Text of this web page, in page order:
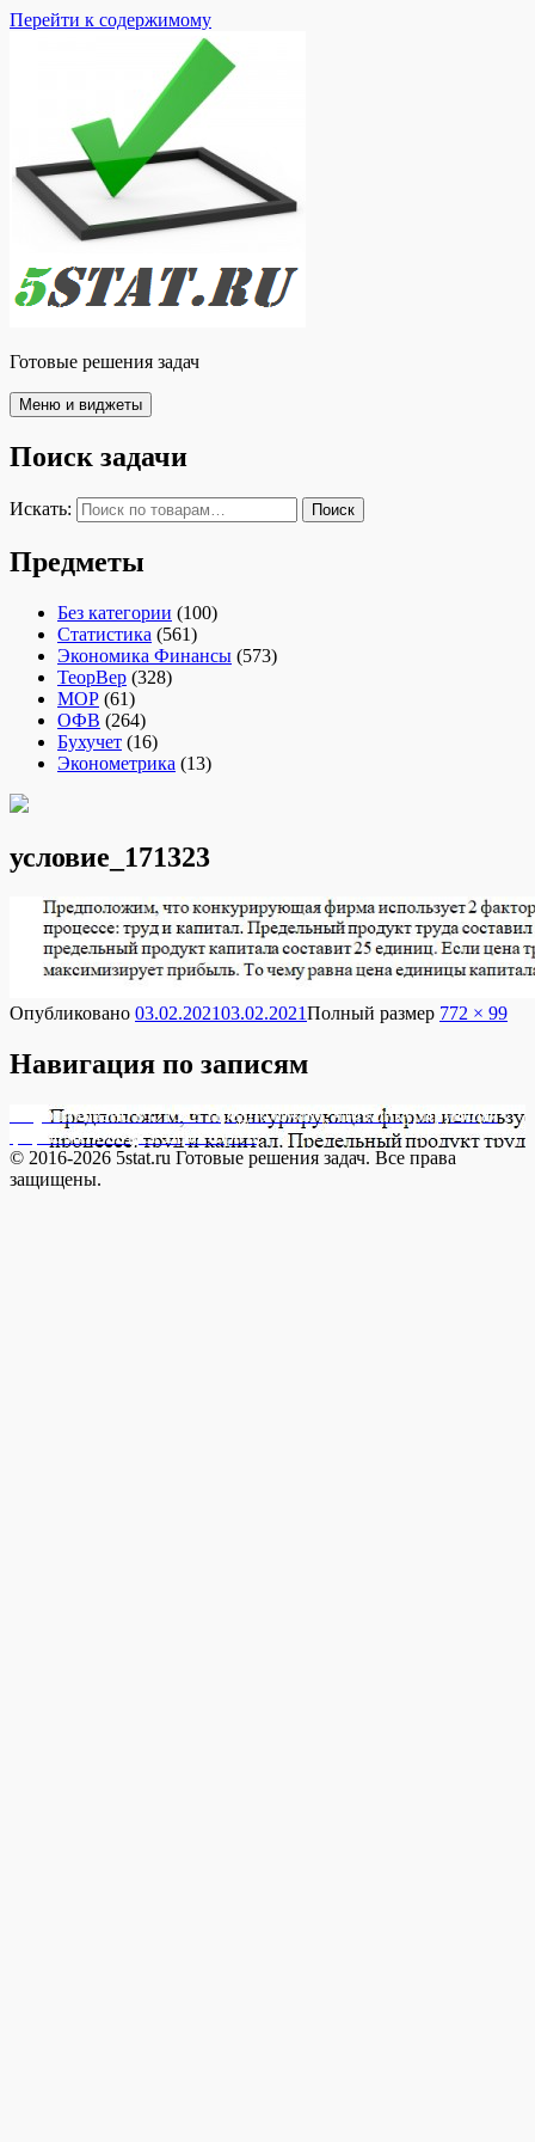
Перейти к содержимому
Готовые решения задач
Меню и виджеты
Поиск задачи
Искать: Поиск
Предметы
Без категории (100)
Статистика (561)
Экономика Финансы (573)
ТеорВер (328)
МОР (61)
ОФВ (264)
Бухучет (16)
Эконометрика (13)
условие_171323
Опубликовано 03.02.202103.02.2021Полный размер 772 × 99
Навигация по записям
Опубликовано в171323 Предположим, что конкурирующая
фирма использует 2 фактора в
© 2016-2026 5stat.ru Готовые решения задач. Все права
защищены.